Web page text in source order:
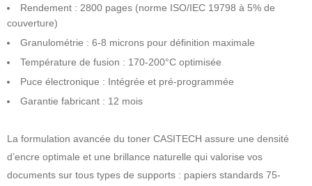
Rendement : 2800 pages (norme ISO/IEC 19798 à 5% de
couverture)
Granulométrie : 6-8 microns pour définition maximale
Température de fusion : 170-200°C optimisée
Puce électronique : Intégrée et pré-programmée
Garantie fabricant : 12 mois
La formulation avancée du toner CASITECH assure une densité
d’encre optimale et une brillance naturelle qui valorise vos
documents sur tous types de supports : papiers standards 75-